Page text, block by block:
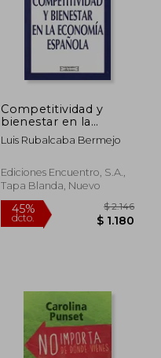
Competitividad y
bienestar en la
economía española
(Oikos Nomos)
Luis Rubalcaba Bermejo
Ediciones Encuentro, S.A.,
Tapa Blanda, Nuevo